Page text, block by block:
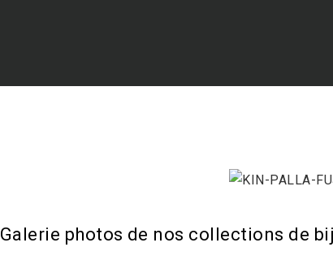
Galerie photos de nos collections de